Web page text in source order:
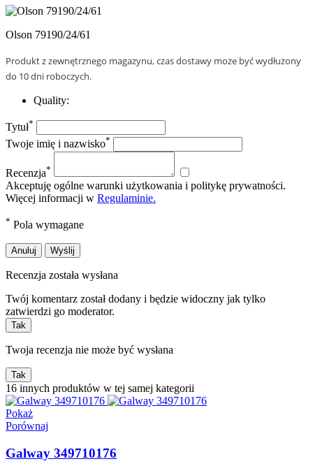
Olson 79190/24/61
Produkt z zewnętrznego magazynu, czas dostawy może być wydłużony
do 10 dni roboczych.
Quality:
Tytuł*
Twoje imię i nazwisko*
Recenzja*
Akceptuję ogólne warunki użytkowania i politykę prywatności.
Więcej informacji w Regulaminie.
* Pola wymagane
Anuluj Wyślij
Recenzja została wysłana
Twój komentarz został dodany i będzie widoczny jak tylko
zatwierdzi go moderator.
Tak
Twoja recenzja nie może być wysłana
Tak
16 innych produktów w tej samej kategorii
Pokaż
Porównaj
Galway 349710176